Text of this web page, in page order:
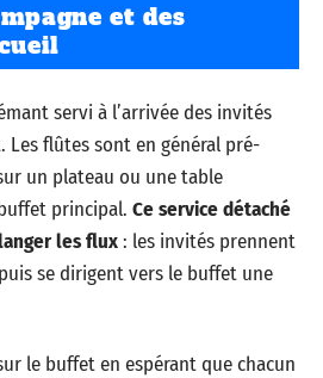
et des
servi à l’arrivée des invités
Les flûtes sont en général pré-
un plateau ou une table
principal. Ce service détaché
les flux: les invités prennent
se dirigent vers le buffet une
le buffet en espérant que chacun